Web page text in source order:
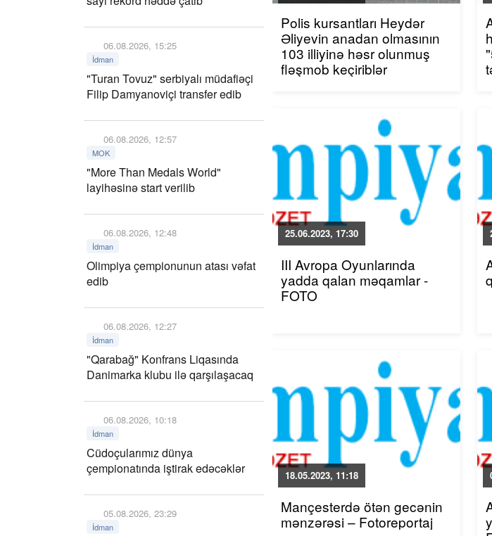
06.08.2026, 15:25
İdman
"Turan Tovuz" serbiyalı müdafiəçi
Filip Damyanoviçi transfer edib
06.08.2026, 12:57
MOK
"More Than Medals World"
layihəsinə start verilib
06.08.2026, 12:48
İdman
Olimpiya çempionunun atası vəfat
edib
06.08.2026, 12:27
İdman
"Qarabağ" Konfrans Liqasında
Danimarka klubu ilə qarşılaşacaq
06.08.2026, 10:18
İdman
Cüdoçularımız dünya
çempionatında iştirak edəcəklər
05.08.2026, 23:29
İdman
Polis kursantları Heydər
Əliyevin anadan olmasının
103 illiyinə həsr olunmuş
fləşmob keçiriblər
25.06.2023, 17:30
III Avropa Oyunlarında
yadda qalan məqamlar -
FOTO
18.05.2023, 11:18
Mançesterdə ötən gecənin
mənzərəsi – Fotoreportaj